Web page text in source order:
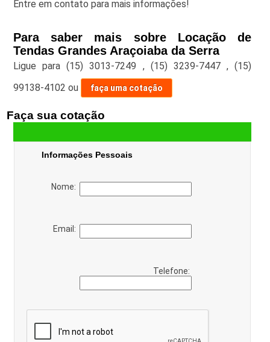
Entre em contato para mais informações!
Para saber mais sobre Locação de
Tendas Grandes Araçoiaba da Serra
Ligue para(15) 3013-7249 , (15) 3239-7447 ,(15)
99138-4102 ou faça uma cotação
Faça sua cotação
Informações Pessoais
Nome:
Email:
Telefone: